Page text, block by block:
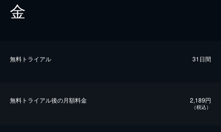
金
無料トライアル 31日間
無料トライアル後の⽉額料金 2,189円
（税込）